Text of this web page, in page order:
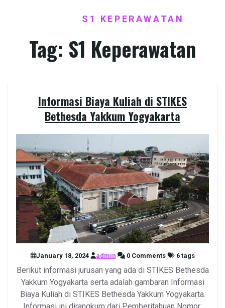
S1 KEPERAWATAN
Tag: S1 Keperawatan
Informasi Biaya Kuliah di STIKES
Bethesda Yakkum Yogyakarta
January 18, 2024 admin 0 Comments 6 tags
Berikut informasi jurusan yang ada di STIKES Bethesda
Yakkum Yogyakarta serta adalah gambaran Informasi
Biaya Kuliah di STIKES Bethesda Yakkum Yogyakarta.